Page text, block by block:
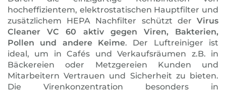
hocheffizientem, elektrostatischen Hauptfilter und
zusätzlichem HEPA Nachfilter schützt der Virus
Cleaner VC 60 aktiv gegen Viren, Bakterien,
Pollen und andere Keime. Der Luftreiniger ist
ideal, um in Cafés und Verkaufsräumen z.B. in
Bäckereien oder Metzgereien Kunden und
Mitarbeitern Vertrauen und Sicherheit zu bieten.
Die Virenkonzentration besonders in